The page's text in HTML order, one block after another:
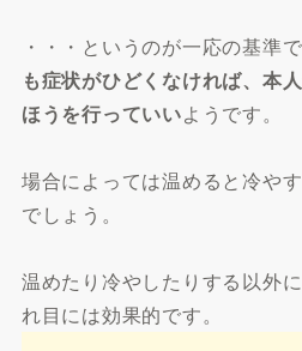
・・・というのが一応の基準で
も症状がひどくなければ、本
ほうを行っていいようです。
場合によっては温めると冷や
でしょう。
温めたり冷やしたりする以外
れ目には効果的です。